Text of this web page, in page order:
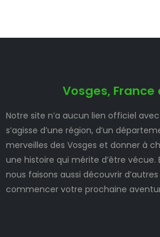
Vosges,
Notre site n’a aucun lien officiel
s’agisse d’une région, d’un
merveilles des Vosges et donner à
une histoire qui mérite d’être vécue.
nous faisons aussi découvrir
commencer votre prochaine